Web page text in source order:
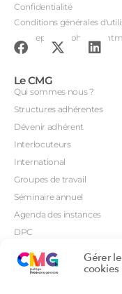
Gérer
cookies
Confidentialité
Conditions générales
Conception : John
Le CMG
Qui sommes nous ?
Structures adhérentes
Dévenir adhérent
Interlocuteurs
International
Groupes de travail
Séminaire annuel
Agenda des instances
DPC
Orientations prioritaires